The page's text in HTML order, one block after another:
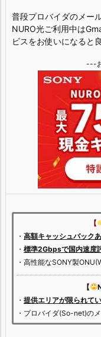
普段プロバイダのメー
NURO光ご利用中は
ビスをお使いになると
---
【
・ 高額キャッシュバックあ
・ 標準2Gbpsで国内速度
・高性能なSONY製
【
・ 提供エリアが限られてい
・プロバイダ(So-net)の